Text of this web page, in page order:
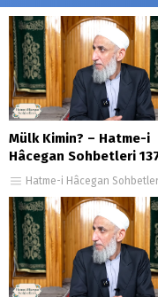
Mülk Kimin? – Hatme-i
Hâcegan Sohbetleri
BölümHatme-i Hâcegan